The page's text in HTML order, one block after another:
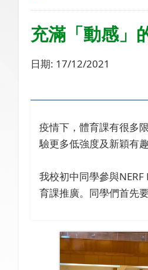
充滿「動感」
日期: 17/12/2021
疫情下，體育課有很多
驗更多低強度及新穎有
我校初中同學參與
育課推廣。同學們首先